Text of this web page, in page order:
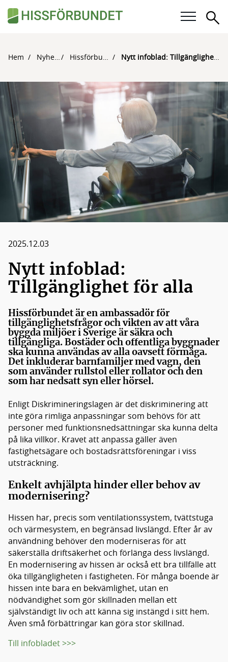
Våra frågor
För medlemmar
Kunskapsbank
Om Hissförbundet
Medlemskap
Hem Nyheter Hissförbundet Nytt infoblad: Tillgänglighet för alla
2025.12.03
Nytt infoblad:
Tillgänglighet för alla
Hissförbundet är en ambassadör för
tillgänglighetsfrågor och vikten av att våra
byggda miljöer i Sverige är säkra och
tillgängliga. Bostäder och offentliga byggnader
ska kunna användas av alla oavsett förmåga.
Det inkluderar barnfamiljer med vagn, den
som använder rullstol eller rollator och den
som har nedsatt syn eller hörsel.
Enligt Diskrimineringslagen är det diskriminering att
inte göra rimliga anpassningar som behövs för att
personer med funktionsnedsättningar ska kunna delta
på lika villkor. Kravet att anpassa gäller även
fastighetsägare och bostadsrättsföreningar i viss
utsträckning.
Enkelt avhjälpta hinder eller behov av
modernisering?
Hissen har, precis som ventilationssystem, tvättstuga
och värmesystem, en begränsad livslängd. Efter år av
användning behöver den moderniseras för att
säkerställa driftsäkerhet och förlänga dess livslängd.
En modernisering av hissen är också ett bra tillfälle att
öka tillgängligheten i fastigheten. För många boende är
hissen inte bara en bekvämlighet, utan en
nödvändighet som gör skillnaden mellan ett
självständigt liv och att känna sig instängd i sitt hem.
Även små förbättringar kan göra stor skillnad.
Till infobladet >>>